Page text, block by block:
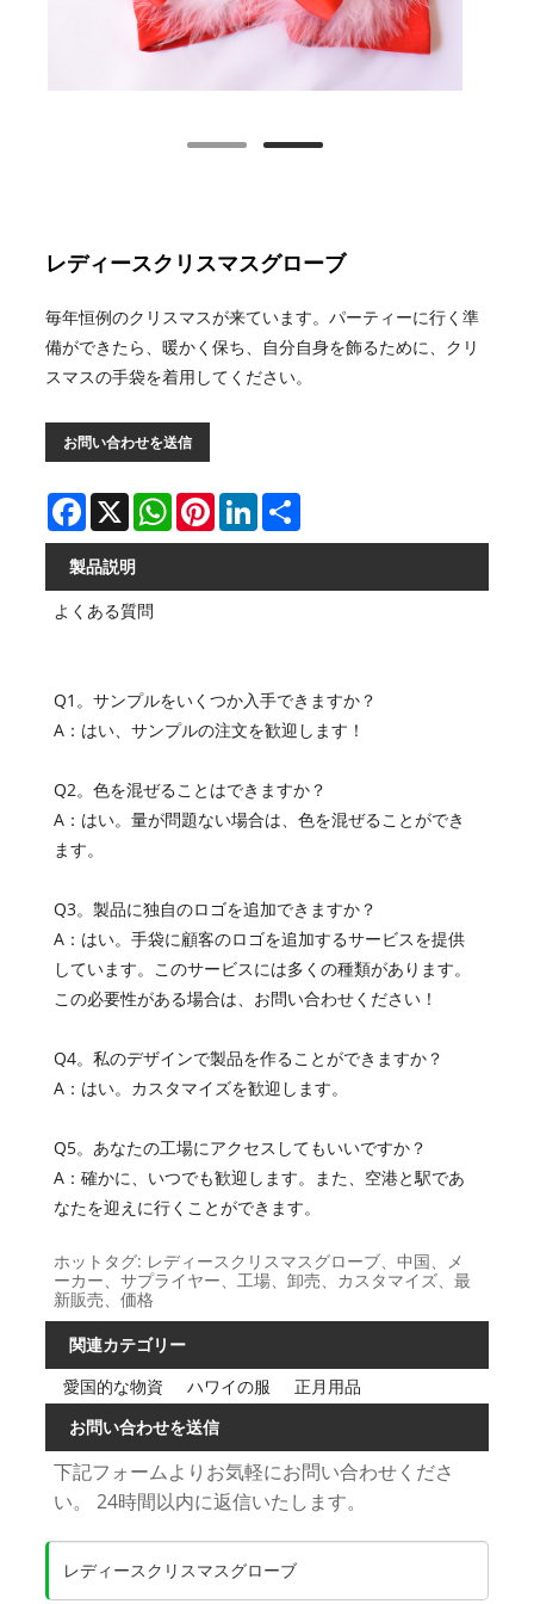
レディースクリスマスグローブ
毎年恒例のクリスマスが来ています。パーティーに行く準
備ができたら、暖かく保ち、自分自身を飾るために、クリ
スマスの手袋を着用してください。
お問い合わせを送信
Facebook
X WhatsAppPinterestLinkedInShare
製品説明
よくある質問
Q1。サンプルをいくつか入手できますか？
A：はい、サンプルの注文を歓迎します！
Q2。色を混ぜることはできますか？
A：はい。量が問題ない場合は、色を混ぜることができ
ます。
Q3。製品に独自のロゴを追加できますか？
A：はい。手袋に顧客のロゴを追加するサービスを提供
しています。このサービスには多くの種類があります。
この必要性がある場合は、お問い合わせください！
Q4。私のデザインで製品を作ることができますか？
A：はい。カスタマイズを歓迎します。
Q5。あなたの工場にアクセスしてもいいですか？
A：確かに、いつでも歓迎します。また、空港と駅であ
なたを迎えに行くことができます。
ホットタグ: レディースクリスマスグローブ、中国、メ
ーカー、サプライヤー、工場、卸売、カスタマイズ、最
新販売、価格
関連カテゴリー
愛国的な物資
ハワイの服
正月用品
お問い合わせを送信
下記フォームよりお気軽にお問い合わせくださ
い。 24時間以内に返信いたします。